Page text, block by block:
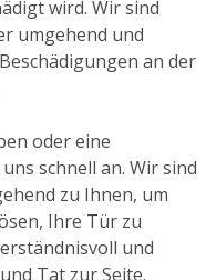
wird. Wir sind
umgehend und
an der
oder eine
schnell an. Wir sind
zu Ihnen, um
Ihre Tür zu
und
Tat zur Seite.